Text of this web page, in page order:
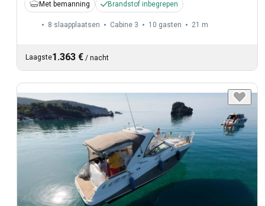
Met bemanning Brandstof inbegrepen
8 slaapplaatsen Cabine 3 10 gasten 21 m
Laagste1.363 € / nacht